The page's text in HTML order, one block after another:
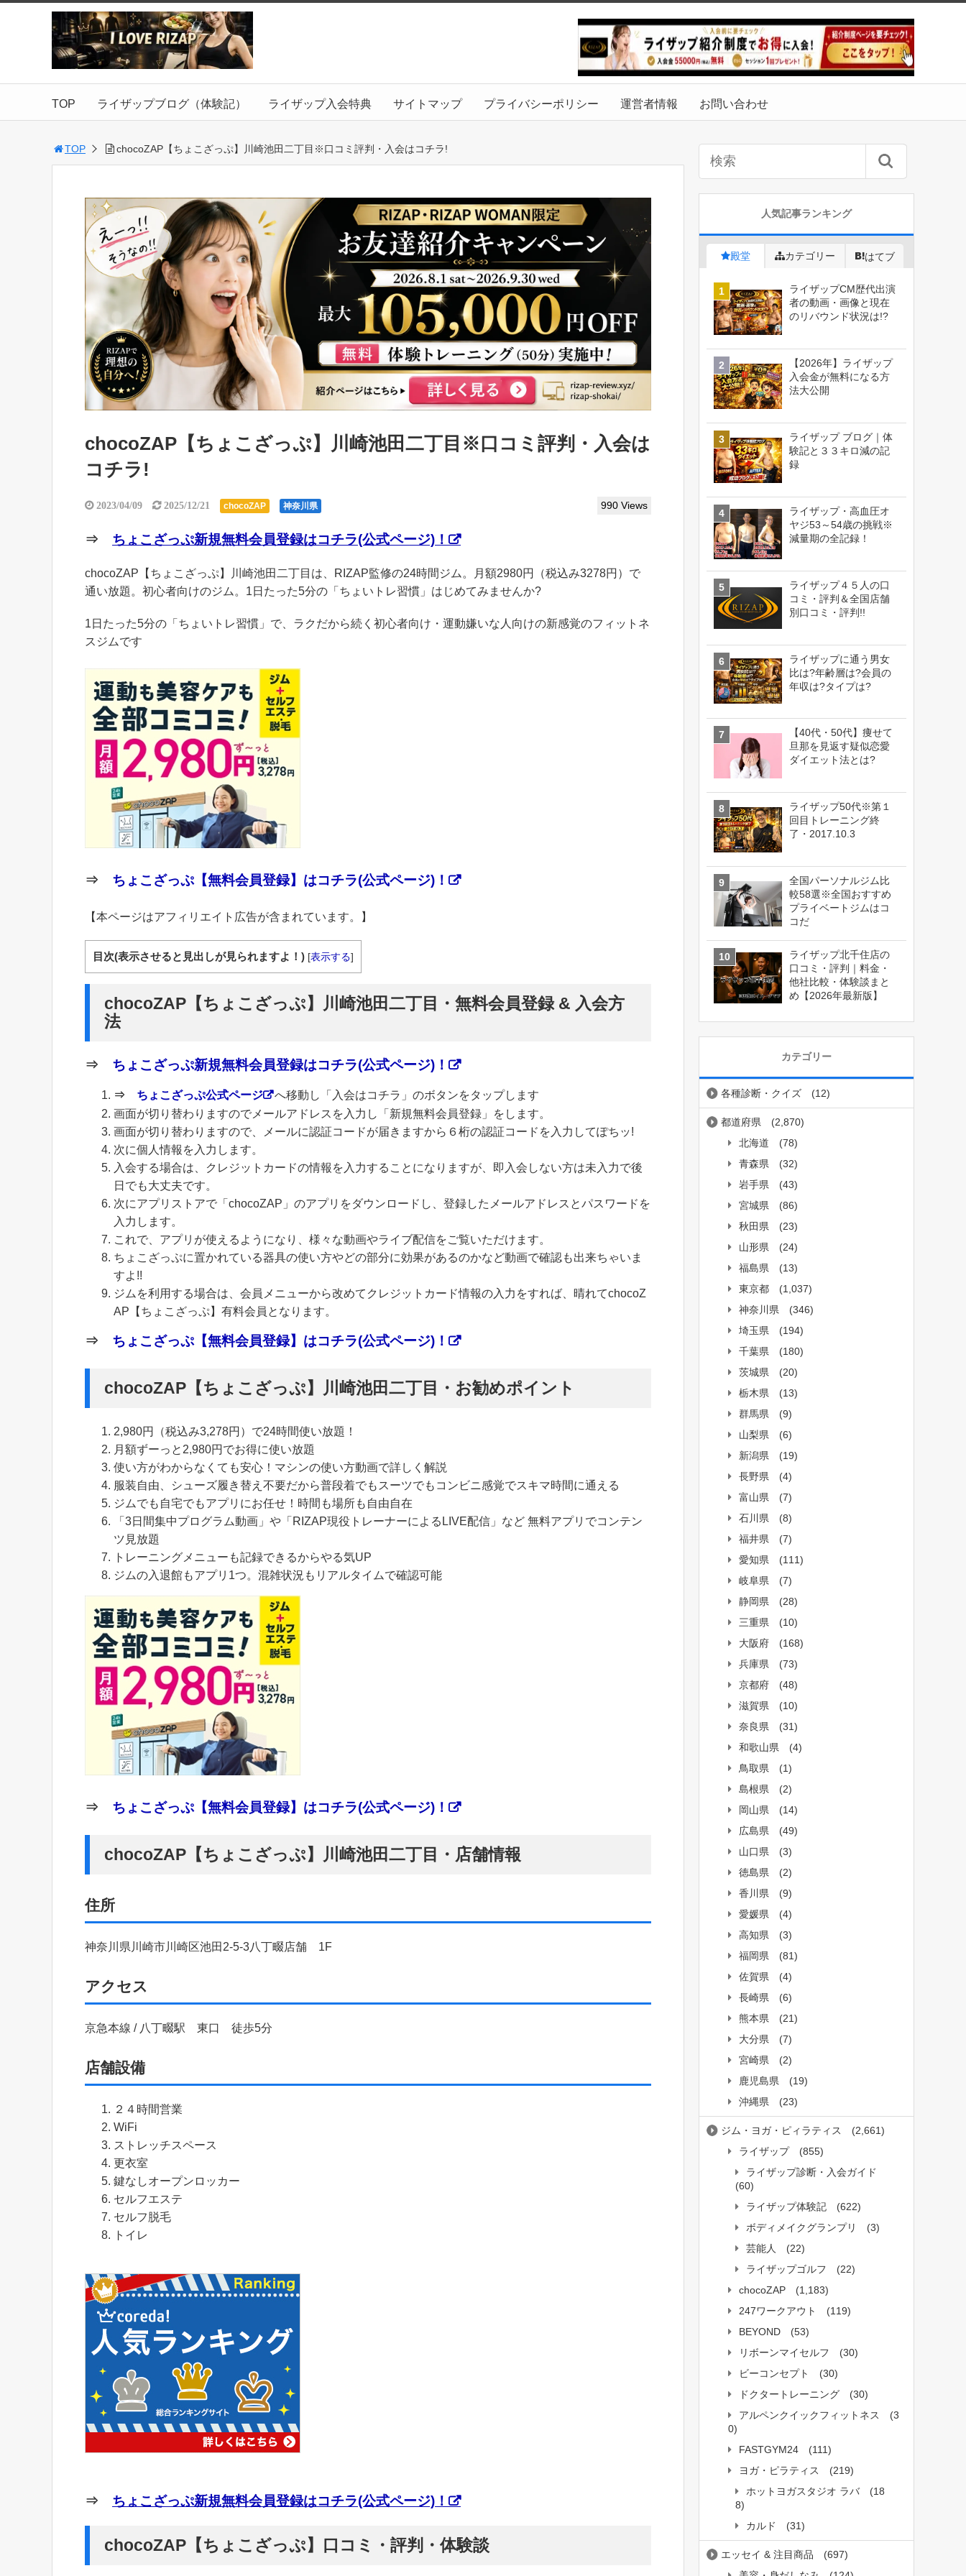
TOP ライザップブログ（体験記） ライザップ入会特典 サイトマップ プライバシーポリシー 運営者情報 お問い合わせ
TOP chocoZAP【ちょこざっぷ】川崎池田二丁目※口コミ評判・入会はコチラ!
chocoZAP【ちょこざっぷ】川崎池田二丁目※口コミ評判・入会は
コチラ!
2023/04/09 2025/12/21 chocoZAP 神奈川県 990 Views
⇒ ちょこざっぷ新規無料会員登録はコチラ(公式ページ)！
chocoZAP【ちょこざっぷ】川崎池田二丁目は、RIZAP監修の24時間ジム。月額2980円（税込み3278円）で
通い放題。初心者向けのジム。1日たった5分の「ちょいトレ習慣」はじめてみませんか?
1日たった5分の「ちょいトレ習慣」で、ラクだから続く初心者向け・運動嫌いな人向けの新感覚のフィットネ
スジムです
⇒ ちょこざっぷ【無料会員登録】はコチラ(公式ページ)！
【本ページはアフィリエイト広告が含まれています。】
目次(表示させると見出しが見られますよ！) [表示する]
chocoZAP【ちょこざっぷ】川崎池田二丁目・無料会員登録 & 入会方
法
⇒ ちょこざっぷ新規無料会員登録はコチラ(公式ページ)！
⇒ ちょこざっぷ公式ページ
へ移動し「入会はコチラ」のボタンをタップします
画面が切り替わりますのでメールアドレスを入力し「新規無料会員登録」をします。
画面が切り替わりますので、メールに認証コードが届きますから６桁の認証コードを入力してぽちッ!
次に個人情報を入力します。
入会する場合は、クレジットカードの情報を入力することになりますが、即入会しない方は未入力で後
日でも大丈夫です。
次にアプリストアで「chocoZAP」のアプリをダウンロードし、登録したメールアドレスとパスワードを
入力します。
これで、アプリが使えるようになり、様々な動画やライブ配信をご覧いただけます。
ちょこざっぷに置かれている器具の使い方やどの部分に効果があるのかなど動画で確認も出来ちゃいま
すよ!!
ジムを利用する場合は、会員メニューから改めてクレジットカード情報の入力をすれば、晴れてchocoZ
AP【ちょこざっぷ】有料会員となります。
⇒ ちょこざっぷ【無料会員登録】はコチラ(公式ページ)！
chocoZAP【ちょこざっぷ】川崎池田二丁目・お勧めポイント
2,980円（税込み3,278円）で24時間使い放題！
月額ずーっと2,980円でお得に使い放題
使い方がわからなくても安心！マシンの使い方動画で詳しく解説
服装自由、シューズ履き替え不要だから普段着でもスーツでもコンビニ感覚でスキマ時間に通える
ジムでも自宅でもアプリにお任せ！時間も場所も自由自在
「3日間集中プログラム動画」や「RIZAP現役トレーナーによるLIVE配信」など 無料アプリでコンテン
ツ見放題
トレーニングメニューも記録できるからやる気UP
ジムの入退館もアプリ1つ。混雑状況もリアルタイムで確認可能
⇒ ちょこざっぷ【無料会員登録】はコチラ(公式ページ)！
chocoZAP【ちょこざっぷ】川崎池田二丁目・店舗情報
住所
神奈川県川崎市川崎区池田2-5-3八丁畷店舗 1F
アクセス
京急本線 / 八丁畷駅 東口 徒歩5分
店舗設備
２４時間営業
WiFi
ストレッチスペース
更衣室
鍵なしオープンロッカー
セルフエステ
セルフ脱毛
トイレ
⇒ ちょこざっぷ新規無料会員登録はコチラ(公式ページ)！
chocoZAP【ちょこざっぷ】口コミ・評判・体験談
人気記事ランキング
殿堂 カテゴリー はてブ
ライザップCM歴代出演
者の動画・画像と現在
のリバウンド状況は!?
【2026年】ライザップ
入会金が無料になる方
法大公開
ライザップ ブログ｜体
験記と３３キロ減の記
録
ライザップ・高血圧オ
ヤジ53～54歳の挑戦※
減量期の全記録！
ライザップ４５人の口
コミ・評判＆全国店舗
別口コミ・評判!!
ライザップに通う男女
比は?年齢層は?会員の
年収は?タイプは?
【40代・50代】痩せて
旦那を見返す疑似恋愛
ダイエット法とは?
ライザップ50代※第１
回目トレーニング終
了・2017.10.3
全国パーソナルジム比
較58選※全国おすすめ
プライベートジムはコ
コだ
ライザップ北千住店の
口コミ・評判｜料金・
他社比較・体験談まと
め【2026年最新版】
カテゴリー
各種診断・クイズ (12)
都道府県
(2,870)
北海道
(78)
青森県
(32)
岩手県
(43)
宮城県
(86)
秋田県
(23)
山形県
(24)
福島県
(13)
東京都
(1,037)
神奈川県
(346)
埼玉県
(194)
千葉県
(180)
茨城県
(20)
栃木県
(13)
群馬県
(9)
山梨県
(6)
新潟県
(19)
長野県
(4)
富山県
(7)
石川県
(8)
福井県
(7)
愛知県
(111)
岐阜県
(7)
静岡県
(28)
三重県
(10)
大阪府
(168)
兵庫県
(73)
京都府
(48)
滋賀県
(10)
奈良県
(31)
和歌山県
(4)
鳥取県
(1)
島根県
(2)
岡山県
(14)
広島県
(49)
山口県
(3)
徳島県
(2)
香川県
(9)
愛媛県
(4)
高知県
(3)
福岡県
(81)
佐賀県
(4)
長崎県
(6)
熊本県
(21)
大分県
(7)
宮崎県
(2)
鹿児島県
(19)
沖縄県
(23)
ジム・ヨガ・ピィラティス
(2,661)
ライザップ
(855)
ライザップ診断・入会ガイド
(60)
ライザップ体験記
(622)
ボディメイクグランプリ
(3)
芸能人
(22)
ライザップゴルフ
(22)
chocoZAP
(1,183)
247ワークアウト
(119)
BEYOND
(53)
リボーンマイセルフ
(30)
ビーコンセプト
(30)
ドクタートレーニング
(30)
アルペンクイックフィットネス
(3
0)
FASTGYM24
(111)
ヨガ・ピラティス
(219)
ホットヨガスタジオ ラバ
(18
8)
カルド
(31)
エッセイ & 注目商品
(697)